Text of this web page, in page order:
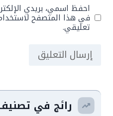
احفظ اسمي، بريدي
في هذا المتصفح
تعليقي.
رائج في